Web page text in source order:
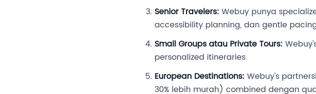
Senior Travelers: Webuy punya
accessibility planning, dan gentle
Small Groups atau Private Tours:
personalized itineraries
European Destinations: Webuy's
30% lebih murah) combined dengan